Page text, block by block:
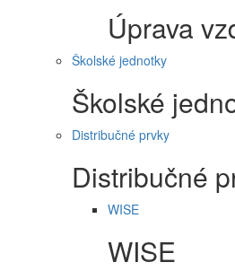
Úprava
Školské jednotky
Školské
Distribučné prvky
Distribučné
WISE
WISE